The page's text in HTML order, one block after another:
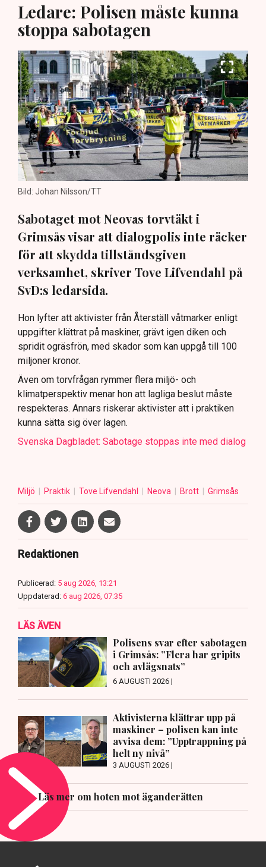
Ledare: Polisen måste kunna
stoppa sabotagen
Bild: Johan Nilsson/TT
Sabotaget mot Neovas torvtäkt i
Grimsås visar att dialogpolis inte räcker
för att skydda tillståndsgiven
verksamhet, skriver Tove Lifvendahl på
SvD:s ledarsida.
Hon lyfter att aktivister från Återställ våtmarker enligt
uppgifter klättrat på maskiner, grävt igen diken och
spridit ogräsfrön, med skador som kan uppgå till 100
miljoner kronor.
Även om torvfrågan rymmer flera miljö- och
klimatperspektiv menar hon att lagliga beslut måste
respekteras. Annars riskerar aktivister att i praktiken
kunna sätta sig över lagen.
Svenska Dagbladet: Sabotage stoppas inte med dialog
Miljö Praktik Tove Lifvendahl Neova Brott Grimsås
Redaktionen
Publicerad: 5 aug 2026, 13:21
Uppdaterad: 6 aug 2026, 07:35
LÄS ÄVEN
Polisens svar efter sabotagen
i Grimsås: ”Flera har gripits
och avlägsnats”
6 AUGUSTI 2026 |
Aktivisterna klättrar upp på
maskiner – polisen kan inte
avvisa dem: ”Upptrappning på
helt ny nivå”
3 AUGUSTI 2026 |
Läs mer om hoten mot äganderätten